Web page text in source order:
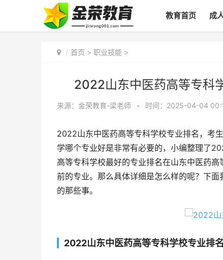
教育首页 成
首页 > 职业技能 >
2022山东中医药高等专科
来源：金荣教育-梁老师 • 时间：2025-04-04
2022山东中医药高等专科学校专业排名，考
学哪个专业好是非常有必要的，小编整理了
高等专科学校最好的专业排名在山东中医药
前的专业。那么具体详细是怎么样的呢？下
的那些事。
2022山东中医药高等专科学校专业排名